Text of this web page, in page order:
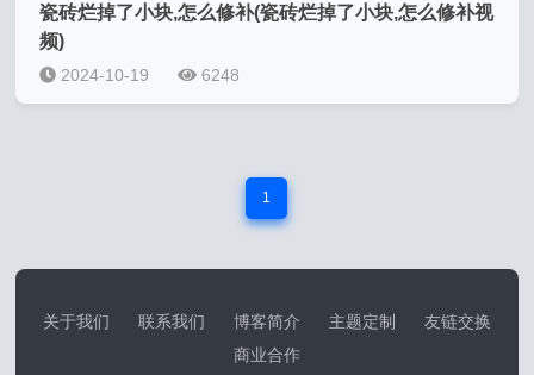
瓷砖烂掉了小块,怎么修补(瓷砖烂掉了小块,怎么修补视
频)
2024-10-19 6248
1
关于我们 联系我们 博客简介 主题定制
友链交换
商业合作